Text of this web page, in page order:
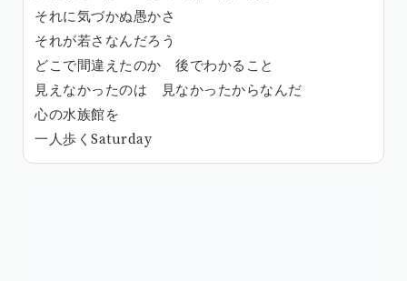
それに気づかぬ愚かさ
それが若さなんだろう
どこで間違えたのか 後でわかること
見えなかったのは 見なかったからなんだ
心の水族館を
一人歩くSaturday